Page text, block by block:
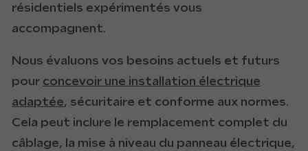
résidentiels expérimentés vous
accompagnent.
Nous évaluons vos besoins actuels et futurs
pour concevoir une installation électrique
adaptée, sécuritaire et conforme aux normes.
Cela peut inclure le remplacement complet du
câblage, la mise à niveau du panneau électrique,